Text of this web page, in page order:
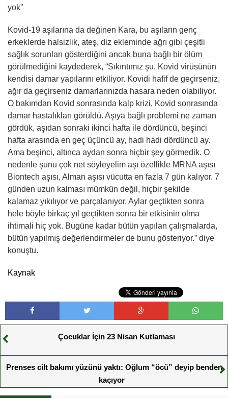
yok”
Kovid-19 aşılarına da değinen Kara, bu aşıların genç
erkeklerde halsizlik, ateş, diz ekleminde ağrı gibi çeşitli
sağlık sorunları gösterdiğini ancak buna bağlı bir ölüm
görülmediğini kaydederek, “Sıkıntımız şu. Kovid virüsünün
kendisi damar yapılarını etkiliyor. Kovidi hafif de geçirseniz,
ağır da geçirseniz damarlarınızda hasara neden olabiliyor.
O bakımdan Kovid sonrasında kalp krizi, Kovid sonrasında
damar hastalıkları görüldü. Aşıya bağlı problemi ne zaman
gördük, aşıdan sonraki ikinci hafta ile dördüncü, beşinci
hafta arasında en geç üçüncü ay, hadi hadi dördüncü ay.
Ama beşinci, altınca aydan sonra hiçbir şey görmedik. O
nedenle şunu çok net söyleyelim aşı özellikle MRNA aşısı
Biontech aşısı, Alman aşısı vücutta en fazla 7 gün kalıyor. 7
günden uzun kalması mümkün değil, hiçbir şekilde
kalamaz yıkılıyor ve parçalanıyor. Aylar geçtikten sonra
hele böyle birkaç yıl geçtikten sonra bir etkisinin olma
ihtimali hiç yok. Bugüne kadar bütün yapılan çalışmalarda,
bütün yapılmış değerlendirmeler de bunu gösteriyor.” diye
konuştu.
Kaynak
Çocuklar İçin 23 Nisan Kutlaması
Prenses cilt bakımı yüzünü yaktı: Oğlum “öcü” deyip benden
kaçıyor